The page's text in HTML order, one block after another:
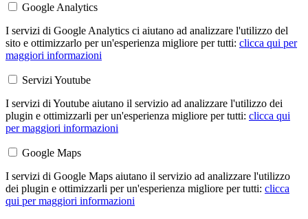
Google Analytics
I servizi di Google Analytics ci aiutano ad analizzare l'utilizzo del
sito e ottimizzarlo per un'esperienza migliore per tutti: clicca qui per
maggiori informazioni
Servizi Youtube
I servizi di Youtube aiutano il servizio ad analizzare l'utilizzo dei
plugin e ottimizzarli per un'esperienza migliore per tutti: clicca qui
per maggiori informazioni
Google Maps
I servizi di Google Maps aiutano il servizio ad analizzare l'utilizzo
dei plugin e ottimizzarli per un'esperienza migliore per tutti: clicca
qui per maggiori informazioni